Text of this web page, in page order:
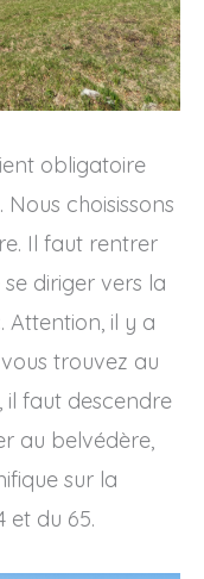
obligatoire
choisissons
Il faut rentrer
diriger vers la
Attention, il y a
trouvez au
il faut descendre
au belvédère,
sur la
et du 65.